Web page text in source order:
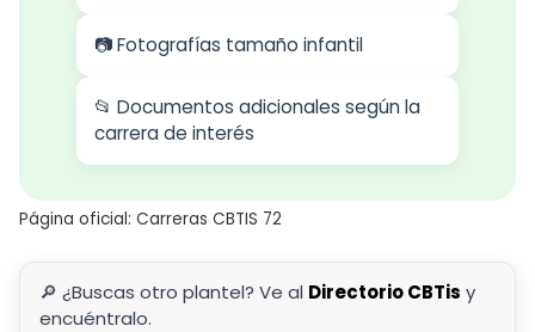
📷 Fotografías tamaño infantil
📂 Documentos adicionales según la
carrera de interés
Página oficial: Carreras CBTIS 72
🔎 ¿Buscas otro plantel? Ve al Directorio CBTis y
encuéntralo.